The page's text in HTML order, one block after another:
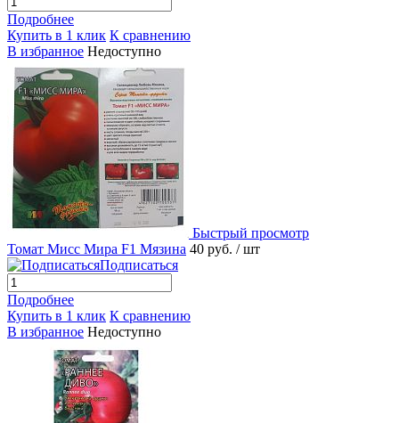
Подробнее
Купить в 1 клик К сравнению
В избранное Недоступно
Быстрый просмотр
Томат Мисс Мира F1 Мязина 40 руб. / шт
Подписаться
Подробнее
Купить в 1 клик К сравнению
В избранное Недоступно